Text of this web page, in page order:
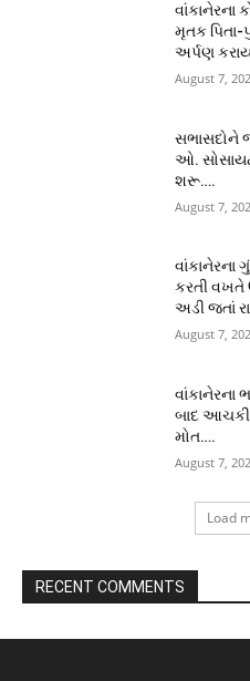
વાંકાનેરના
મૃતક પિતા-
અર્પણ
August 7,
સભાસદોને
ઓ.
શરૂ….
August 7,
વાંકાનેરના
કરતી વખતે
અડી જતાં
August 7,
વાંકાનેરના
બાદ આચકી
મોત….
August 7,
Load
RECENT COMMENTS